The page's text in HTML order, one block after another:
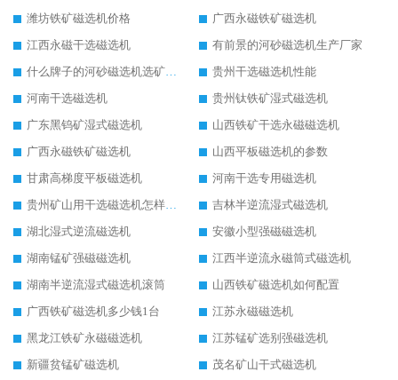
潍坊铁矿磁选机价格
广西永磁铁矿磁选机
江西永磁干选磁选机
有前景的河砂磁选机生产厂家
什么牌子的河砂磁选机选矿效果好
贵州干选磁选机性能
河南干选磁选机
贵州钛铁矿湿式磁选机
广东黑钨矿湿式磁选机
山西铁矿干选永磁磁选机
广西永磁铁矿磁选机
山西平板磁选机的参数
甘肃高梯度平板磁选机
河南干选专用磁选机
贵州矿山用干选磁选机怎样调磁
吉林半逆流湿式磁选机
湖北湿式逆流磁选机
安徽小型强磁磁选机
湖南锰矿强磁磁选机
江西半逆流永磁筒式磁选机
湖南半逆流湿式磁选机滚筒
山西铁矿磁选机如何配置
广西铁矿磁选机多少钱1台
江苏永磁磁选机
黑龙江铁矿永磁磁选机
江苏锰矿选别强磁选机
新疆贫锰矿磁选机
茂名矿山干式磁选机